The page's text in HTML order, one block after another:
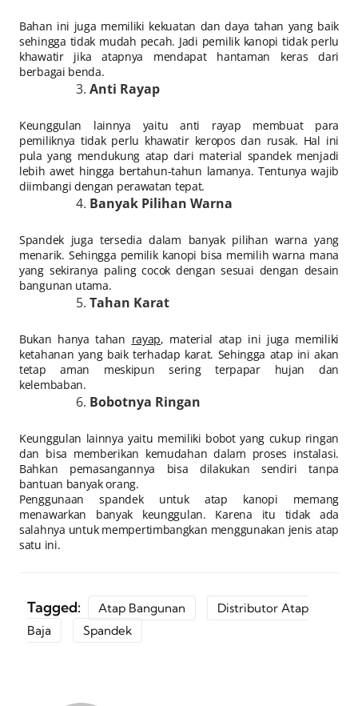
Bahan ini juga memiliki kekuatan dan daya tahan yang baik
sehingga tidak mudah pecah. Jadi pemilik kanopi tidak perlu
khawatir jika atapnya mendapat hantaman keras dari
berbagai benda.
Anti Rayap
Keunggulan lainnya yaitu anti rayap membuat para
pemiliknya tidak perlu khawatir keropos dan rusak. Hal ini
pula yang mendukung atap dari material spandek menjadi
lebih awet hingga bertahun-tahun lamanya. Tentunya wajib
diimbangi dengan perawatan tepat.
Banyak Pilihan Warna
Spandek juga tersedia dalam banyak pilihan warna yang
menarik. Sehingga pemilik kanopi bisa memilih warna mana
yang sekiranya paling cocok dengan sesuai dengan desain
bangunan utama.
Tahan Karat
Bukan hanya tahan rayap, material atap ini juga memiliki
ketahanan yang baik terhadap karat. Sehingga atap ini akan
tetap aman meskipun sering terpapar hujan dan
kelembaban.
Bobotnya Ringan
Keunggulan lainnya yaitu memiliki bobot yang cukup ringan
dan bisa memberikan kemudahan dalam proses instalasi.
Bahkan pemasangannya bisa dilakukan sendiri tanpa
bantuan banyak orang.
Penggunaan spandek untuk atap kanopi memang
menawarkan banyak keunggulan. Karena itu tidak ada
salahnya untuk mempertimbangkan menggunakan jenis atap
satu ini.
Tagged: Atap Bangunan
Distributor Atap
Baja
Spandek